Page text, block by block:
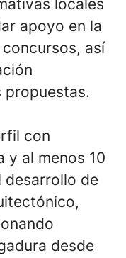
locales
apoyo en la
así
propuestas.
con
y al menos 10
desarrollo de
desde